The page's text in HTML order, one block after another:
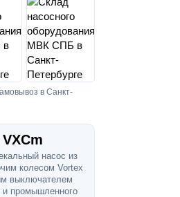
в Санкт-
насос из
колесом Vortex
выключателем
и промышленного